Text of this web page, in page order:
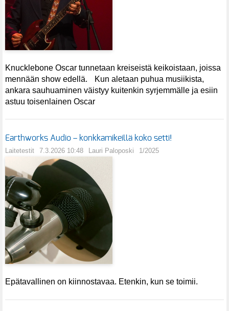
Knucklebone Oscar tunnetaan kreiseistä keikoistaan, joissa
mennään show edellä. Kun aletaan puhua musiikista,
ankara sauhuaminen väistyy kuitenkin syrjemmälle ja esiin
astuu toisenlainen Oscar
Earthworks Audio – konkkamikeillä koko setti!
Laitetestit 7.3.2026 10:48 Lauri Paloposki 1/2025
Epätavallinen on kiinnostavaa. Etenkin, kun se toimii.